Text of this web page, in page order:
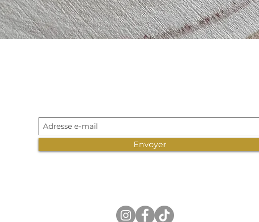
Envoyer